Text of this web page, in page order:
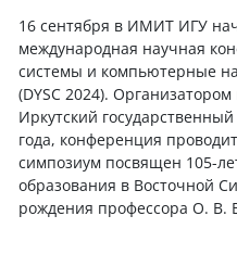
16 сентября в ИМИТ ИГУ
международная научная
системы и компьютерные
(DYSC 2024).
Иркутский
года, конференция
симпозиум посвящен 105-
образования в Восточной
рождения профессора О. В.